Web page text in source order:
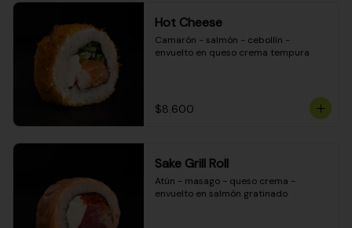
Hot Cheese
Camarón - salmón - cebollín -
envuelto en queso crema tempura
$8.600
Sake Grill Roll
Atún - masago - queso crema -
envuelto en salmón gratinado